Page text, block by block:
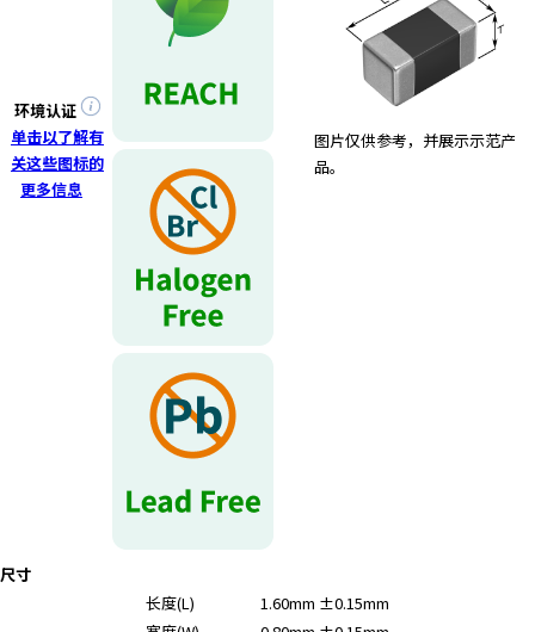
环境认证
单击以了解有
关这些图标的
更多信息
图片仅供参考，并展示示范产
品。
尺寸
长度(L)
1.60mm ±0.15mm